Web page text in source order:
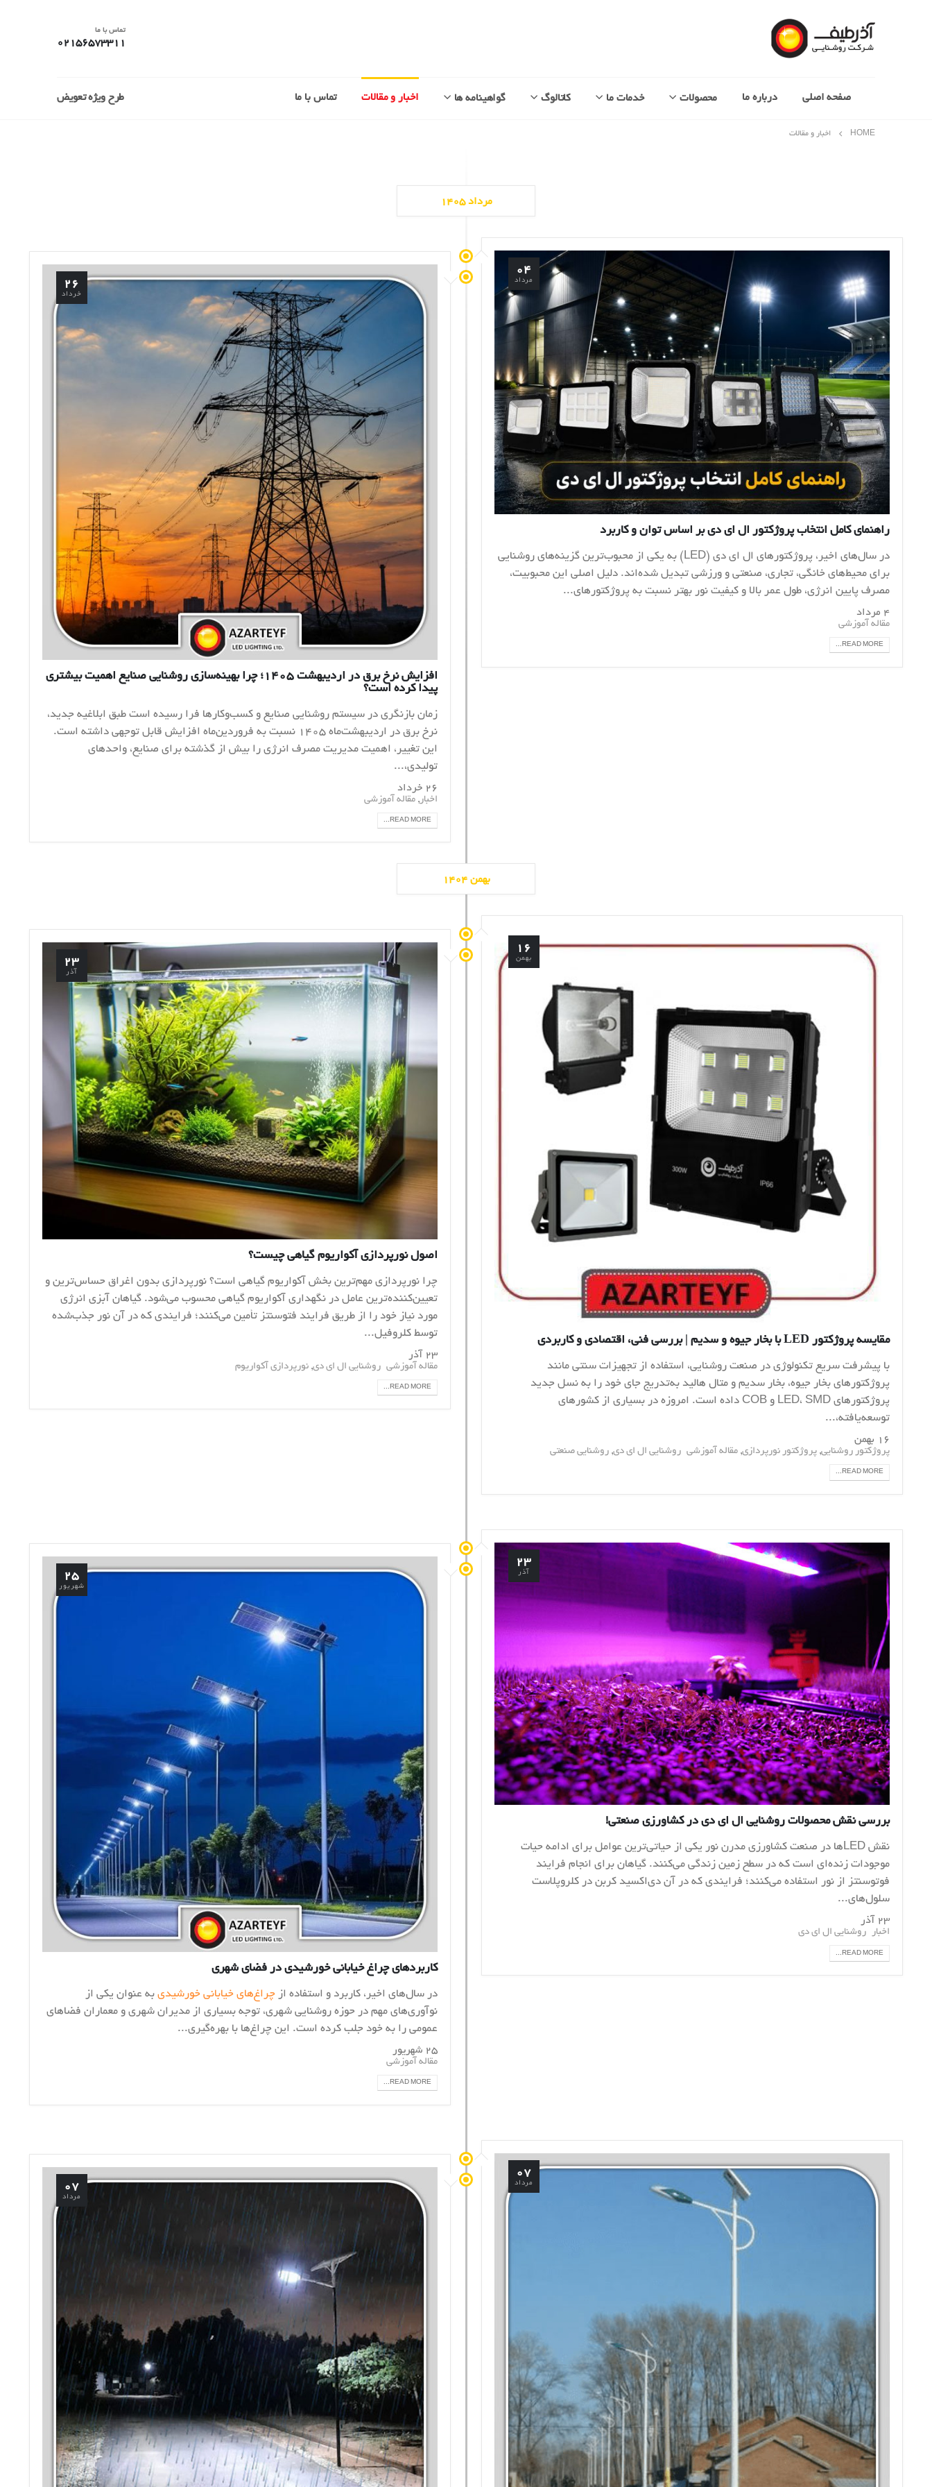
تماس با ما
02156573311
صفحه اصلی درباره ما محصولات خدمات ما کاتالوگ گواهینامه ها اخبار و مقالات تماس با ما طرح ویژه تعویض
HOME اخبار و مقالات
مرداد ۱۴۰۵
۰۴
مرداد
راهنمای کامل انتخاب پروژکتور ال ای دی بر اساس توان و کاربرد
در سال‌های اخیر، پروژکتورهای ال ای دی (LED) به یکی از محبوب‌ترین گزینه‌های روشنایی
برای محیط‌های خانگی، تجاری، صنعتی و ورزشی تبدیل شده‌اند. دلیل اصلی این محبوبیت،
مصرف پایین انرژی، طول عمر بالا و کیفیت نور بهتر نسبت به پروژکتورهای...
۴ مرداد
مقاله آموزشی
READ MORE...
۲۶
خرداد
افزایش نرخ برق در اردیبهشت ۱۴۰۵؛ چرا بهینه‌سازی روشنایی صنایع اهمیت بیشتری
پیدا کرده است؟
زمان بازنگری در سیستم روشنایی صنایع و کسب‌وکارها فرا رسیده است طبق ابلاغیه جدید،
نرخ برق در اردیبهشت‌ماه ۱۴۰۵ نسبت به فروردین‌ماه افزایش قابل توجهی داشته است.
این تغییر، اهمیت مدیریت مصرف انرژی را بیش از گذشته برای صنایع، واحدهای
تولیدی،...
۲۶ خرداد
اخبار , مقاله آموزشی
READ MORE...
بهمن ۱۴۰۴
۱۶
بهمن
مقایسه پروژکتور LED با بخار جیوه و سدیم | بررسی فنی، اقتصادی و کاربردی
با پیشرفت سریع تکنولوژی در صنعت روشنایی، استفاده از تجهیزات سنتی مانند
پروژکتورهای بخار جیوه، بخار سدیم و متال هالید به‌تدریج جای خود را به نسل جدید
پروژکتورهای LED، SMD و COB داده است. امروزه در بسیاری از کشورهای
توسعه‌یافته،...
۱۶ بهمن
پروژکتور روشنایی, پروژکتور نورپردازی, مقاله آموزشی روشنایی ال ای دی, روشنایی صنعتی
READ MORE...
۲۳
آذر
اصول نورپردازی آکواریوم گیاهی چیست؟
چرا نورپردازی مهم‌ترین بخش آکواریوم گیاهی است؟ نورپردازی بدون اغراق حساس‌ترین و
تعیین‌کننده‌ترین عامل در نگهداری آکواریوم گیاهی محسوب می‌شود. گیاهان آبزی انرژی
مورد نیاز خود را از طریق فرایند فتوسنتز تأمین می‌کنند؛ فرایندی که در آن نور جذب‌شده
توسط کلروفیل...
۲۳ آذر
مقاله آموزشی روشنایی ال ای دی, نورپردازی آکواریوم
READ MORE...
۲۳
آذر
بررسی نقش محصولات روشنایی ال ای دی در کشاورزی صنعتی!
نقش LEDها در صنعت کشاورزی مدرن نور یکی از حیاتی‌ترین عوامل برای ادامه حیات
موجودات زنده‌ای است که در سطح زمین زندگی می‌کنند. گیاهان برای انجام فرایند
فوتوسنتز از نور استفاده می‌کنند؛ فرایندی که در آن دی‌اکسید کربن در کلروپلاست
سلول‌های...
۲۳ آذر
اخبار روشنایی ال ای دی
READ MORE...
۲۵
شهریور
کاربردهای چراغ خیابانی خورشیدی در فضای شهری
در سال‌های اخیر، کاربرد و استفاده از چراغ‌های خیابانی خورشیدی به عنوان یکی از
نوآوری‌های مهم در حوزه روشنایی شهری، توجه بسیاری از مدیران شهری و معماران فضاهای
عمومی را به خود جلب کرده است. این چراغ‌ها با بهره‌گیری...
۲۵ شهریور
مقاله آموزشی
READ MORE...
۰۷
مرداد ۰۷
مرداد